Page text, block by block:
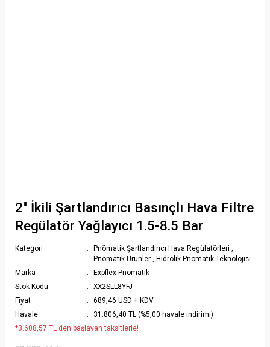
2'' İkili Şartlandırıcı Basınçlı Hava Filtre
Regülatör Yağlayıcı 1.5-8.5 Bar
Kategori Pnömatik Şartlandırıcı Hava Regülatörleri ,
Pnömatik Ürünler , Hidrolik Pnömatik Teknolojisi
Marka
Expflex Pnömatik
Stok Kodu
XX2SLL8YFJ
Fiyat
689,46 USD + KDV
Havale
31.806,40 TL (%5,00 havale indirimi)
*3.608,57 TL den başlayan taksitlerle!